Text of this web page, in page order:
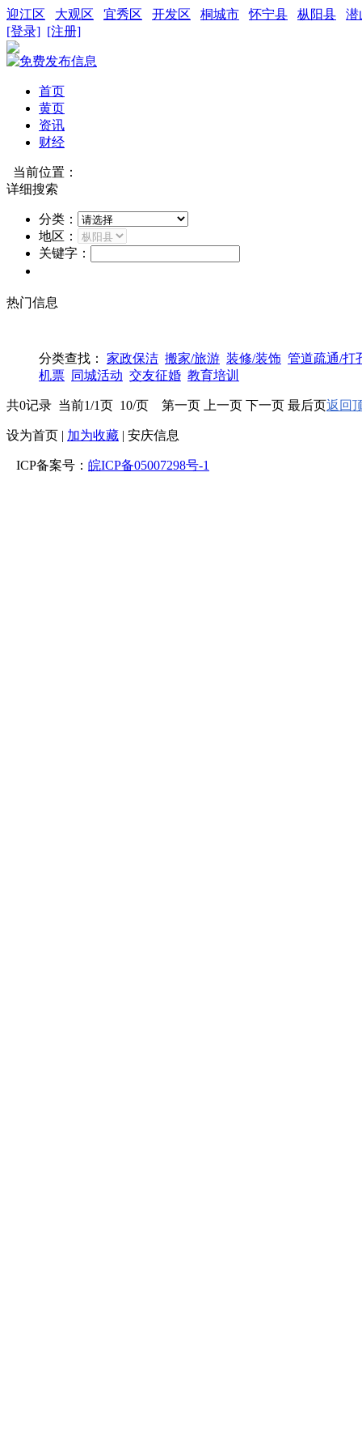
迎江区 大观区 宜秀区 开发区 桐城市 怀宁县 枞阳县
潜
[登录] [注册]
首页
黄页
资讯
财经
当前位置：
详细搜索
分类：
地区：
关键字：
热门信息
分类查找： 家政保洁 搬家/旅游 装修/装饰 管道疏通/打
机票 同城活动 交友征婚 教育培训
返回
共0记录 当前1/1页 10/页 第一页 上一页 下一页 最后页
设为首页 | 加为收藏 | 安庆信息
ICP备案号： 皖ICP备05007298号-1